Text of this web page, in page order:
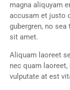
magna aliquyam
accusam et justo
gubergren, no
sit amet.
Aliquam laoreet
nec quam
vulputate at est